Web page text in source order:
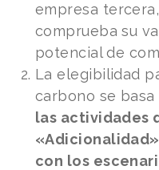
empresa
comprueba su
potencial de
La elegibilidad
carbono se basa
las actividades
con los